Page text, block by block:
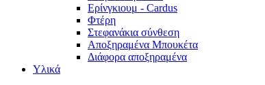
Ερίνγκιουμ - Cardus
Φτέρη
Στεφανάκια σύνθεση
Αποξηραμένα Μπουκέτα
Διάφορα αποξηραμένα
Υλικά